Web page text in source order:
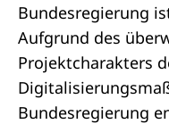
Bundesregierung
Aufgrund des
Projektcharakters
Bundesregierung